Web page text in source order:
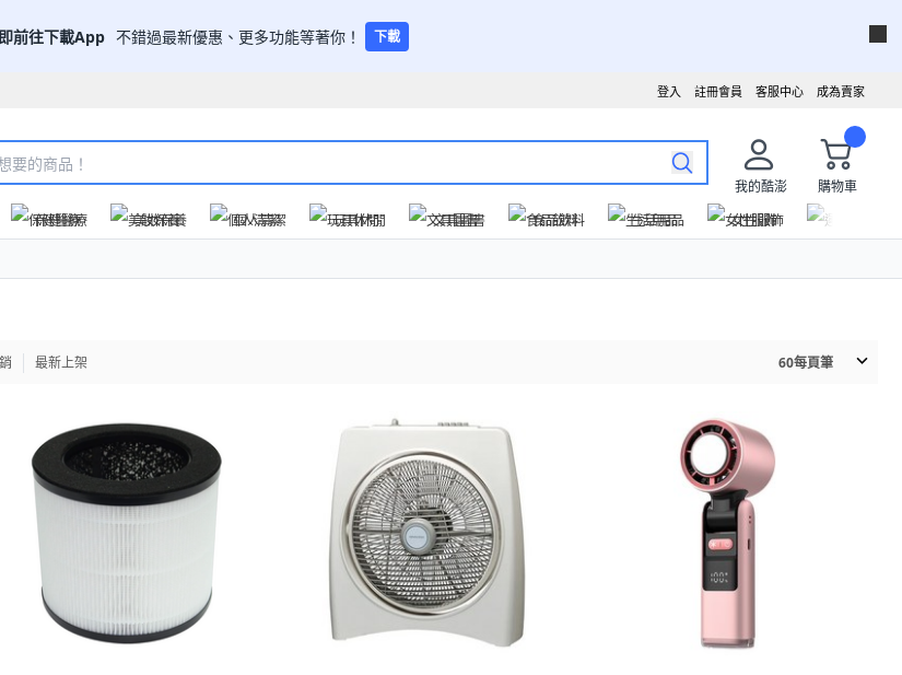
前往下載App 不錯過最新優惠、更多功能等著你！ 下載
成為賣家
客服中心
註冊會員
登入
我的酷澎
購物車
保健醫療 美妝保養 個人清潔 玩具休閒 文具圖書 食品飲料 生活用品 女性服飾
最新上架 60每頁筆